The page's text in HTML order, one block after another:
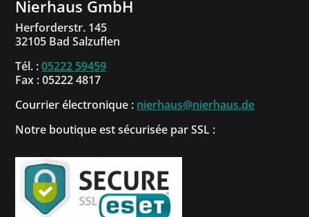
Nierhaus GmbH
Herforderstr. 145
32105 Bad Salzuflen
Tél. :05222 59459
Fax : 05222 4817
Courrier électronique : nierhaus@nierhaus.de
Notre boutique est sécurisée par SSL :